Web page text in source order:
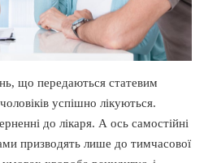
що передаються статевим
успішно лікуються.
до лікаря. А ось самостійні
призводять лише до тимчасової